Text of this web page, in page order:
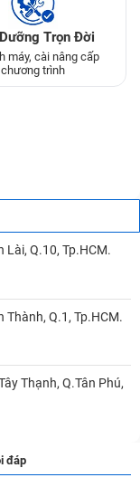
Trọn Đời
máy, cài nâng cấp
chương trình
Lài, Q.10, Tp.HCM.
Thành, Q.1, Tp.HCM.
Thạnh, Q.Tân Phú,
đáp